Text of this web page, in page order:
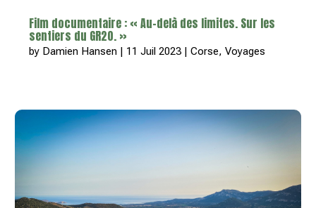
Film documentaire : « Au-delà des limites. Sur les
sentiers du GR20. »
by Damien Hansen | 11 Juil 2023 |Corse,Voyages